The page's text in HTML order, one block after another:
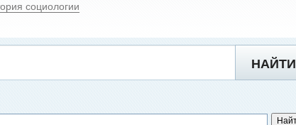
социологии
НАЙТИ